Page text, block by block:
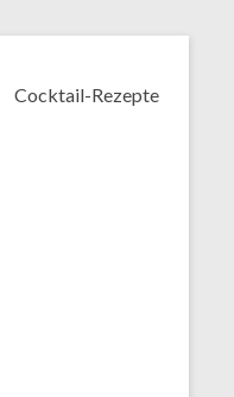
Cocktail-Rezepte